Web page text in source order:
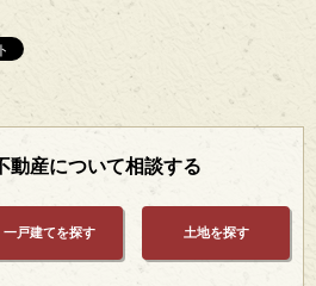
動産について相談する
一戸建てを探す 土地を探す